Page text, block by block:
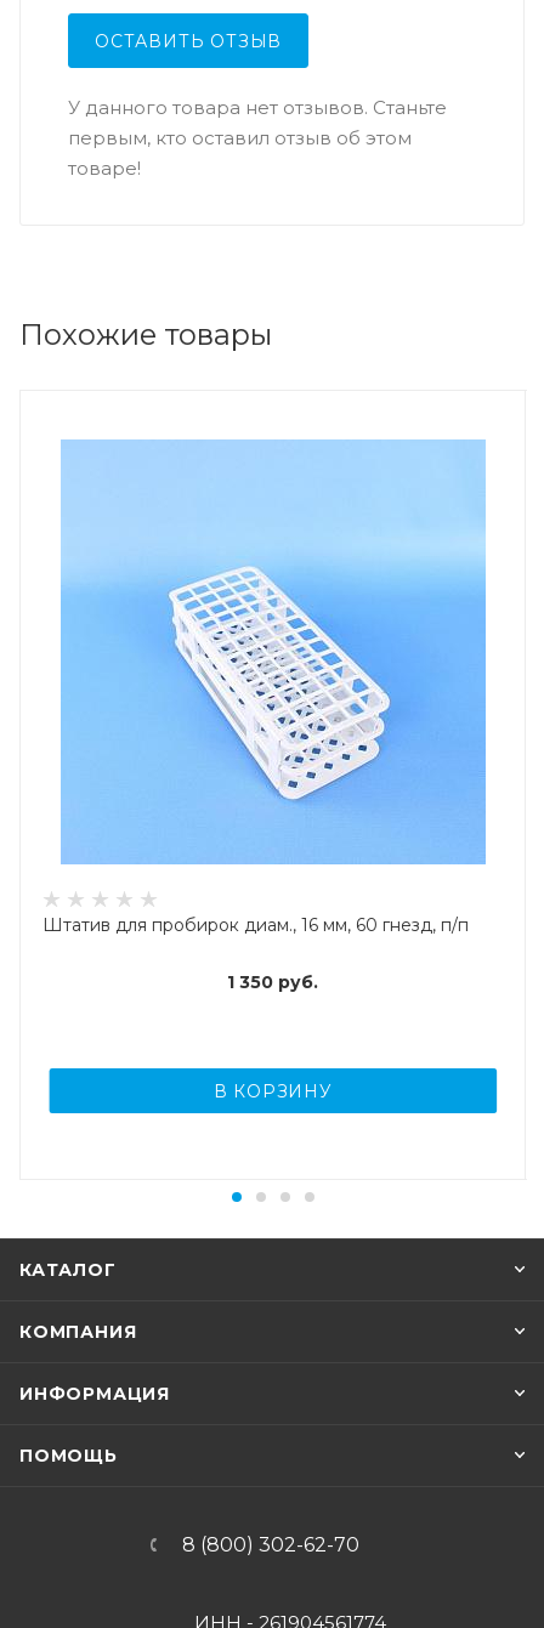
ОСТАВИТЬ ОТЗЫВ
У данного товара нет отзывов. Станьте
первым, кто оставил отзыв об этом
товаре!
Похожие товары
Штатив для пробирок диам., 16 мм, 60 гнезд, п/п
1 350 руб.
В КОРЗИНУ
КАТАЛОГ
КОМПАНИЯ
ИНФОРМАЦИЯ
ПОМОЩЬ
8 (800) 302-62-70
ИНН - 261904561774